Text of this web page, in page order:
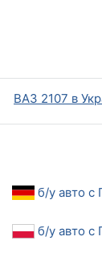
ВАЗ 2107 в
б/у авто с
б/у авто с